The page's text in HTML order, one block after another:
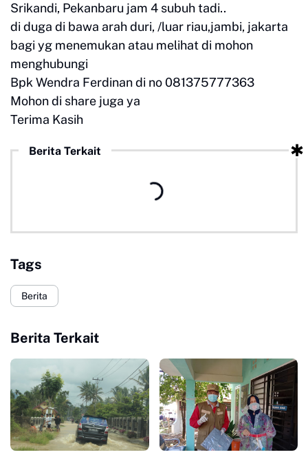
Srikandi, Pekanbaru jam 4 subuh tadi..
di duga di bawa arah duri, /luar riau,jambi, jakarta
bagi yg menemukan atau melihat di mohon
menghubungi
Bpk Wendra Ferdinan di no 081375777363
Mohon di share juga ya
Terima Kasih
Berita Terkait
Tags
Berita
Berita Terkait